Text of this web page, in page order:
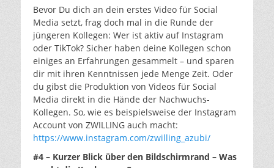
Bevor Du dich an dein erstes Video für Social
Media setzt, frag doch mal in die Runde der
jüngeren Kollegen: Wer ist aktiv auf Instagram
oder TikTok? Sicher haben deine Kollegen schon
einiges an Erfahrungen gesammelt – und sparen
dir mit ihren Kenntnissen jede Menge Zeit. Oder
du gibst die Produktion von Videos für Social
Media direkt in die Hände der Nachwuchs-
Kollegen. So, wie es beispielsweise der Instagram
Account von ZWILLING auch macht:
https://www.instagram.com/zwilling_azubi/
#4 – Kurzer Blick über den Bildschirmrand – Was